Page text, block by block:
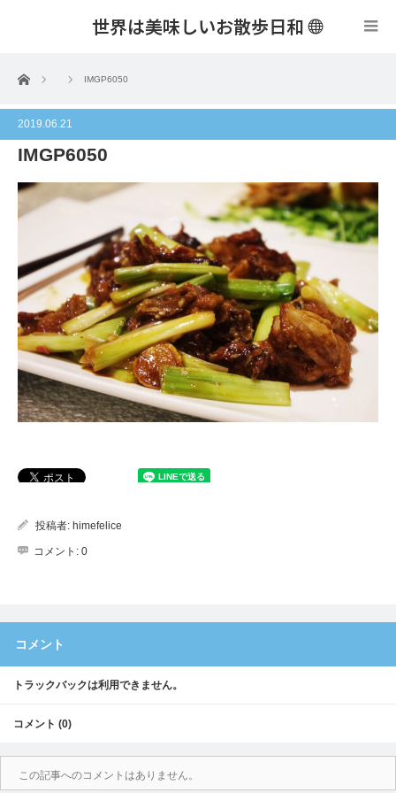
世界は美味しいお散歩日和
ホーム IMGP6050
2019.06.21
IMGP6050
投稿者: himefelice
コメント: 0
コメント
トラックバックは利用できません。
コメント (0)
この記事へのコメントはありません。